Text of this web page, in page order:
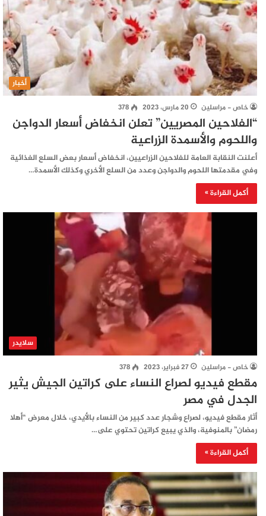
أخبار
خاص - مراسلين 20 مارس، 2023 378
“الفلاحين المصريين” تعلن انخفاض أسعار الدواجن
واللحوم والأسمدة الزراعية
أعلنت النقابة العامة للفلاحين الزراعيين، انخفاض أسعار بعض السلع الغذائية
وفي مقدمتها اللحوم والدواجن وعدد من السلع الأخري وكذلك الأسمدة…
أكمل القراءة »
سلايدر
خاص - مراسلين 27 فبراير، 2023 378
مقطع فيديو لصراع النساء على كراتين الجيش يثير
الجدل في مصر
أثار مقطع فيديو، لصراع وشجار عدد كبير من النساء بالأيدي، خلال معرض “أهلا
رمضان” بالمنوفية، والذي يبيع كراتين تحتوي على…
أكمل القراءة »